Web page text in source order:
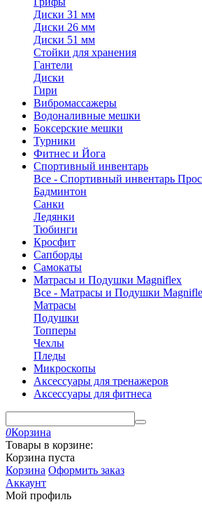
Диски 31 мм
Диски 26 мм
Диски 51 мм
Стойки для хранения
Гантели
Диски
Гири
Вибромассажеры
Водоналивные мешки
Боксерские мешки
Турники
Фитнес и Йога
Спортивный инвентарь
Все - Спортивный инвентарь
Бадминтон
Санки
Ледянки
Тюбинги
Кросфит
Сапборды
Самокаты
Матрасы и Подушки Magniflex
Все - Матрасы и Подушки
Матрасы
Подушки
Топперы
Чехлы
Пледы
Микроскопы
Аксессуары для тренажеров
Аксессуары для фитнеса
0Корзина
Товары в корзине:
Корзина пуста
Корзина Оформить заказ
Аккаунт
Мой профиль